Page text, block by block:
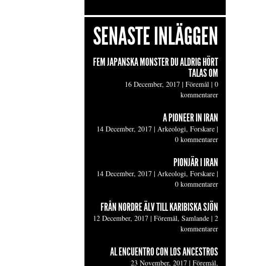
SENASTE INLÄGGEN
FEM JAPANSKA MONSTER DU ALDRIG HÖRT
TALAS OM
16 December, 2017 | Föremål | 0
kommentarer
A PIONEER IN IRAN
14 December, 2017 | Arkeologi, Forskare |
0 kommentarer
PIONJÄR I IRAN
14 December, 2017 | Arkeologi, Forskare |
0 kommentarer
FRÅN NORDRE ÄLV TILL KARIBISKA SJÖN
12 December, 2017 | Föremål, Samlande | 2
kommentarer
AL ENCUENTRO CON LOS ANCESTROS
23 November, 2017 | Föremål,